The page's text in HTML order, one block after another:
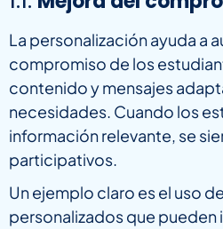
La personalización ayuda a
compromiso de los
contenido y mensajes
necesidades. Cuando los
información relevante, se
participativos.
Un ejemplo claro es el uso
personalizados que pueden